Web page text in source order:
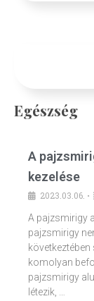
Egészség
A
kezelése
2023.03.06. •
A pajzsmirigy
pajzsmirigy
következtében
komolyan
pajzsmirigy
létezik, …